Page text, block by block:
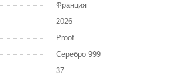
Франция
2026
Proof
Серебро 999
37